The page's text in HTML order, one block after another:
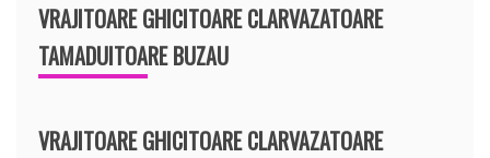
VRAJITOARE GHICITOARE CLARVAZATOARE
TAMADUITOARE BUZAU
VRAJITOARE GHICITOARE CLARVAZATOARE